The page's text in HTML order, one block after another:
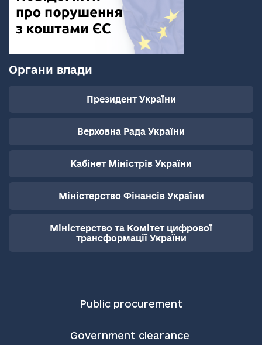
Органи влади
Президент України
Верховна Рада України
Кабінет Міністрів України
Міністерство Фінансів України
Міністерство та Комітет цифрової
трансформації України
Public procurement
Government clearance